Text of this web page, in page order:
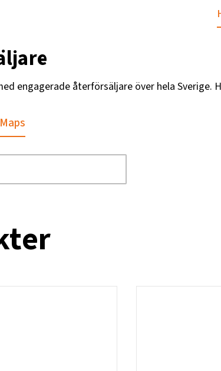
engagerade återförsäljare över hela Sverige.